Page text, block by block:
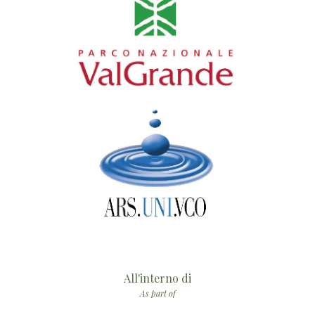
All'interno di
As part of